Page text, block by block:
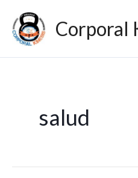
contenido
Corporal
salud